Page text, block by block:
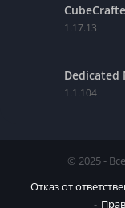
1.17.13
Dedicated
1.1.104
© 2025 -
Отказ от